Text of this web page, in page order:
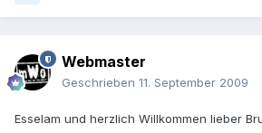
Webmaster
Geschrieben 11. September 2009
Esselam und herzlich Willkommen lieber